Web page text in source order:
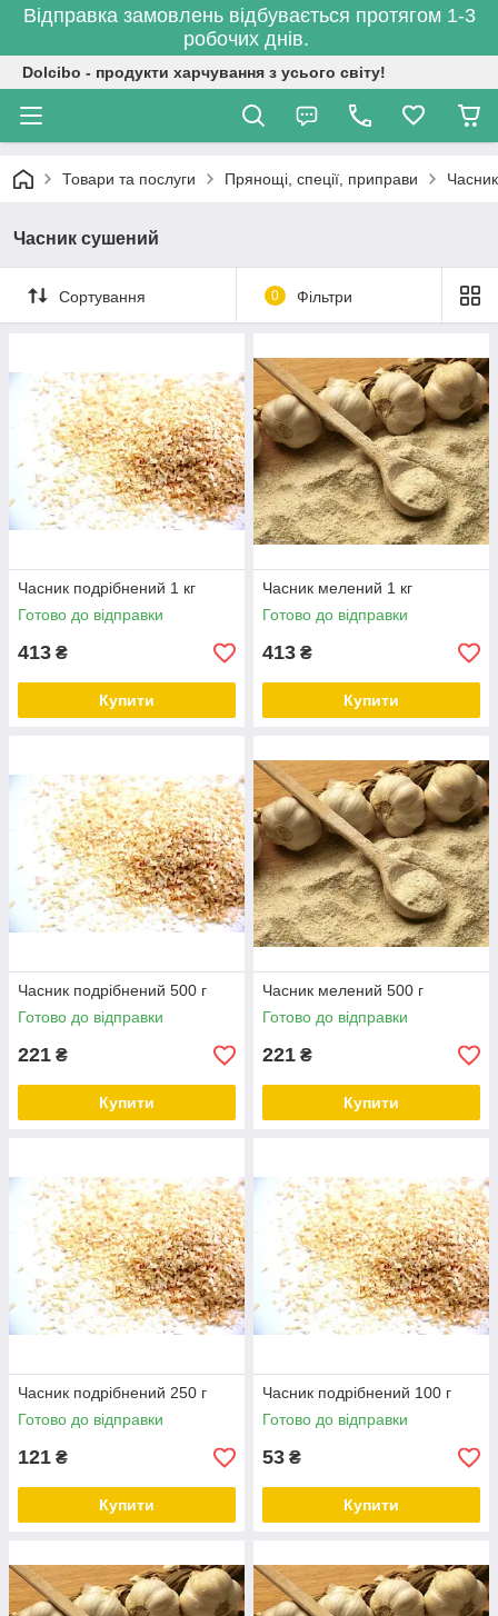
Відправка замовлень відбувається протягом 1-3
робочих днів.
Dolcibo - продукти харчування з усього світу!
Товари та послуги Прянощі, спеції, приправи
Часник сушений
Сортування 0 Фільтри
Часник подрібнений 1 кг
Готово до відправки
413 ₴
Купити
Часник мелений 1 кг
Готово до відправки
413 ₴
Купити
Часник подрібнений 500 г
Готово до відправки
221 ₴
Купити
Часник мелений 500 г
Готово до відправки
221 ₴
Купити
Часник подрібнений 250 г
Готово до відправки
121 ₴
Купити
Часник подрібнений 100 г
Готово до відправки
53 ₴
Купити